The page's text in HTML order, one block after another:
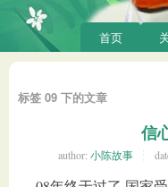
首页
标签 09 下的文章
信
author: 小陈故事